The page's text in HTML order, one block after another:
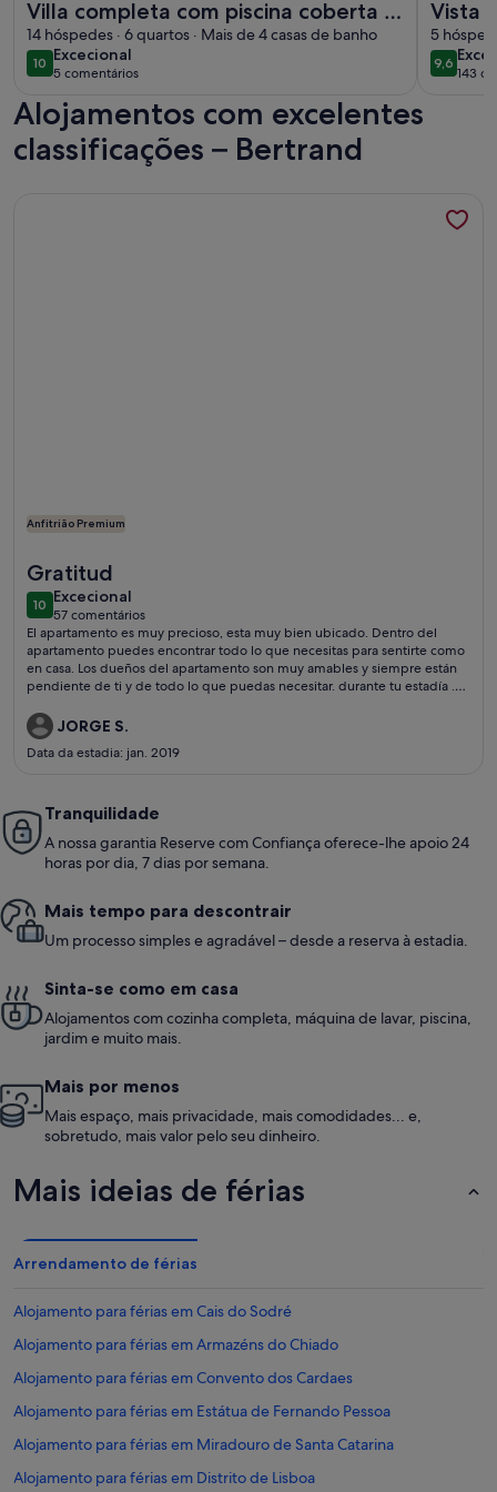
Villa completa com piscina coberta e
campo de padel.Perto da praia.
Acomoda 14.
14 hóspedes · 6 quartos · Mais de 4 casas de banho
1010 de 10
Excecional
excecional
5 comentários
(5
comentários)
Vista
5
9,69,6 de
143
(143
Alojamentos com excelentes
classificações – Bertrand
Anfitrião Premium
Gratitud
1010 de 10
Excecional
excecional
57 comentários
(57
comentários)
El apartamento es muy precioso, esta muy bien ubicado. Dentro del
apartamento puedes encontrar todo lo que necesitas para sentirte como
en casa. Los dueños del apartamento son muy amables y siempre están
pendiente de ti y de todo lo que puedas necesitar. durante tu estadía .
nuevamente... Muchas garcias realmente me senti en casa.
JORGE S.
Data da estadia: jan. 2019
Mais informações sobre o Chiado | ELEGANTE &
Tranquilidade
A nossa garantia Reserve com Confiança oferece-lhe apoio 24
horas por dia, 7 dias por semana.
Mais tempo para descontrair
Um processo simples e agradável – desde a reserva à estadia.
Sinta-se como em casa
Alojamentos com cozinha completa, máquina de lavar, piscina,
jardim e muito mais.
Mais por menos
Mais espaço, mais privacidade, mais comodidades... e,
sobretudo, mais valor pelo seu dinheiro.
Mais ideias de férias
Arrendamento de férias
Alojamento para férias em Cais do Sodré
Alojamento para férias em Armazéns do Chiado
Alojamento para férias em Convento dos Cardaes
Alojamento para férias em Estátua de Fernando Pessoa
Alojamento para férias em Miradouro de Santa Catarina
Alojamento para férias em Distrito de Lisboa